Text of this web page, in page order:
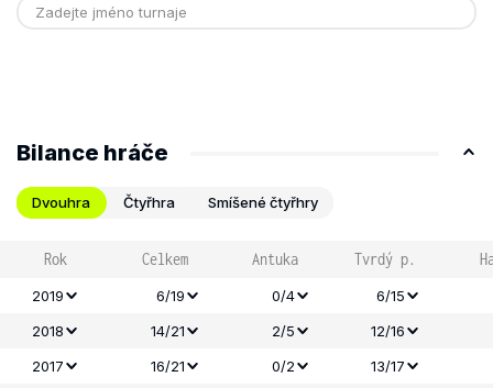
Bilance hráče
Dvouhra Čtyřhra Smíšené čtyřhry
Rok Celkem Antuka Tvrdý p.
2019 6/19 0/4
6/15
2018
14/21 2/5
12/16
2017
16/21 0/2 13/17